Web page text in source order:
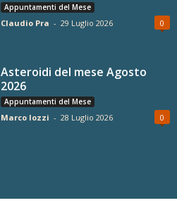
Appuntamenti del Mese
Claudio Pra - 29 Luglio 2026 0
Asteroidi del mese Agosto
2026
Appuntamenti del Mese
Marco Iozzi - 28 Luglio 2026 0